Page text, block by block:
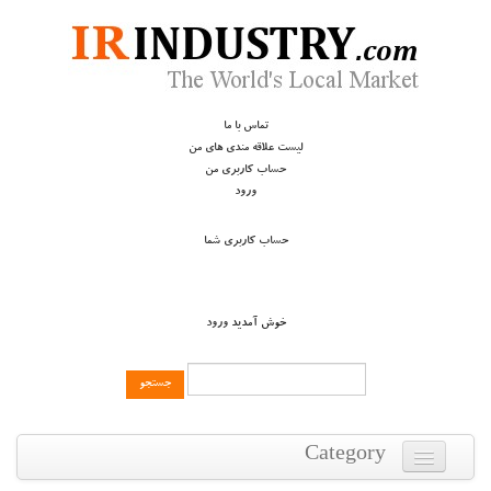
تماس با ما
لیست علاقه مندی های من
حساب کاربری من
ورود
حساب کاربری شما
خوش آمدیدورود
Category